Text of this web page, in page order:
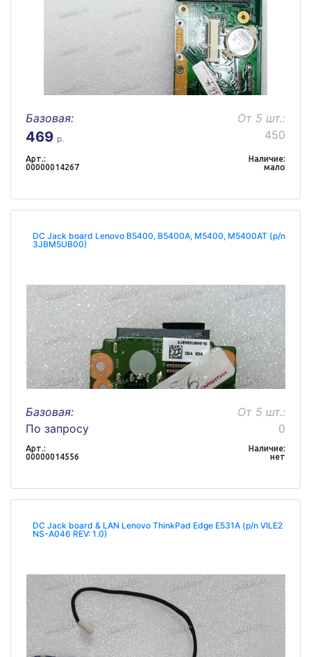
Базовая:
469 р.
От 5 шт.:
450
Арт.:
00000014267
Наличие:
мало
DC Jack board Lenovo B5400, B5400A, M5400, M5400AT (p/n
3JBM5UB00)
Базовая:
По запросу
От 5 шт.:
0
Арт.:
00000014556
Наличие:
нет
DC Jack board & LAN Lenovo ThinkPad Edge E531A (p/n VILE2
NS-A046 REV: 1.0)